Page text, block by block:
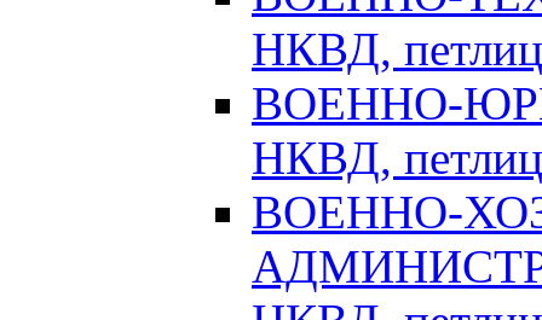
НКВД,
ВОЕННО-
НКВД,
ВОЕННО-